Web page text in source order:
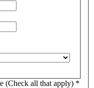
(Check all that apply) *